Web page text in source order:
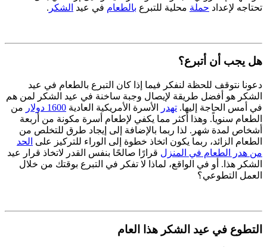
تحتاجه لإعداد حملة محلية للتبرع بالطعام في عيد الشكر .
هل يجب أن أتبرع؟
دعونا نتوقف للحظة لنفكر فيما إذا كان التبرع بالطعام في عيد
الشكر هو أفضل طريقة لإيصال وجبة ساخنة في عيد الشكر لمن هم
في أمس الحاجة إليها. تهدر الأسرة الأمريكية العادية 1600 دولار
من
الطعام سنوياً. وهذا أكثر مما يكفي لإطعام أسرة مكونة من أربعة
أشخاص لمدة شهر. لذا ربما بالإضافة إلى إيجاد طرق للتخلص من
الطعام الزائد، ربما يكون اتخاذ خطوة إلى الوراء للتركيز على الحد
من هدر الطعام في المنزل قرارًا صالحًا بنفس القدر لاتخاذ قرار عيد
الشكر هذا. أو في الواقع، لماذا لا تفكر في التبرع بوقتك من خلال
العمل التطوعي؟
التطوع في عيد الشكر هذا العام